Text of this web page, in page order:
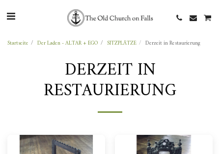
Startseite Der Laden - ALTAR + EGO SITZPLÄTZE Derzeit in Restaurierung
DERZEIT IN
RESTAURIERUNG